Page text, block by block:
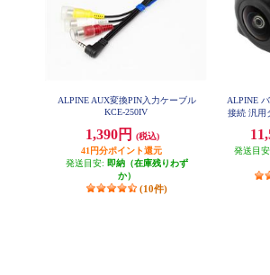
ALPINE AUX変換PIN入力ケーブル
KCE-250IV
1,390円
(税込)
41円分ポイント還元
発送目安: 即納（在庫残りわず
か）
(10件)
ALPINE
接続 汎用
発送目